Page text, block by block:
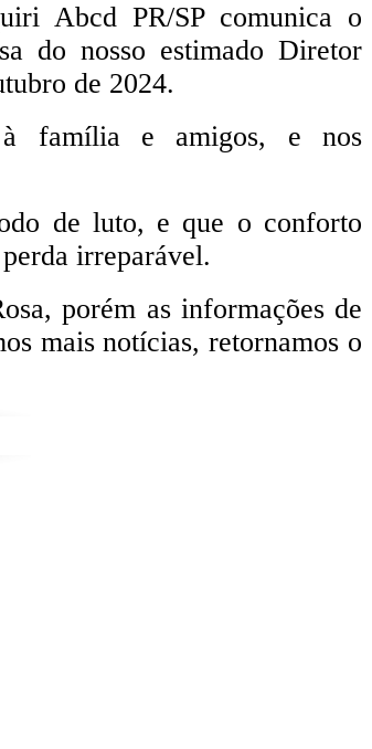
Abcd PR/SP comunica o
do nosso estimado Diretor
de 2024.
à família e amigos, e nos
de luto, e que o conforto
irreparável.
porém as informações de
mais notícias, retornamos o